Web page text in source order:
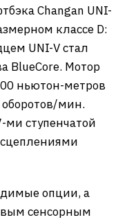
Changan UNI-
классе D:
UNI-V стал
BlueCore. Мотор
ньютон-метров
мин.
ми ступенчатой
опции, а
сенсорным